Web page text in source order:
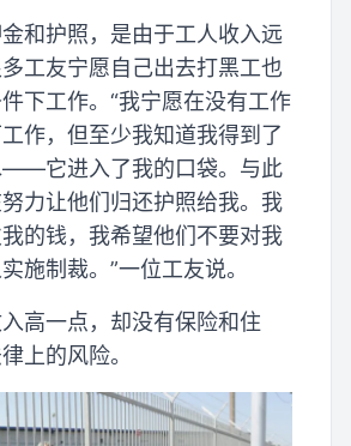
和护照，是由于工人收入远
工友宁愿自己出去打黑工也
下工作。“我宁愿在没有工作
作，但至少我知道我得到了
——它进入了我的口袋。与此
力让他们归还护照给我。我
的钱，我希望他们不要对我
施制裁。”一位工友说。
高一点，却没有保险和住
上的风险。